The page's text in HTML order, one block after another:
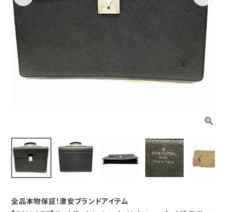
Previous Next
全品本物保証！激安ブランドアイテム